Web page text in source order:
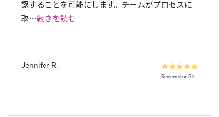
認することを可能にします。チームがプロセスに
取…続きを読む
Jennifer R.
Reviewed on G2